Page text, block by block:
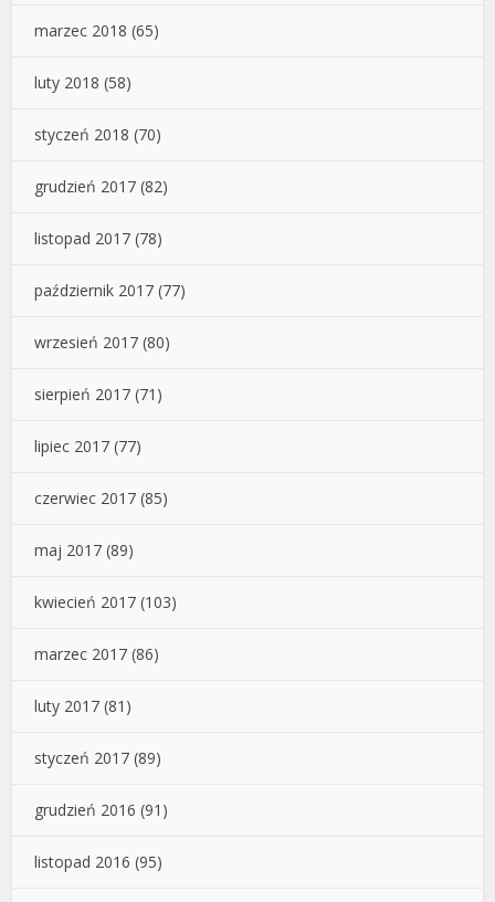
marzec 2018 (65)
luty 2018 (58)
styczeń 2018 (70)
grudzień 2017 (82)
listopad 2017 (78)
październik 2017 (77)
wrzesień 2017 (80)
sierpień 2017 (71)
lipiec 2017 (77)
czerwiec 2017 (85)
maj 2017 (89)
kwiecień 2017 (103)
marzec 2017 (86)
luty 2017 (81)
styczeń 2017 (89)
grudzień 2016 (91)
listopad 2016 (95)